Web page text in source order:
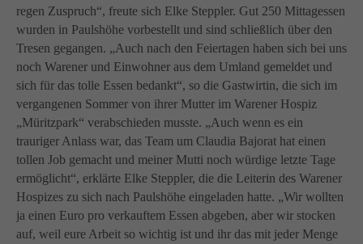
regen Zuspruch“, freute sich Elke Steppler. Gut 250 Mittagessen
wurden in Paulshöhe vorbestellt und sind schließlich über den
Tresen gegangen. „Auch nach den Feiertagen haben sich bei uns
noch Warener und Einwohner aus dem Umland gemeldet und
sich für das tolle Essen bedankt“, so die Gastwirtin, die sich im
vergangenen Sommer von ihrer Mutter im Warener Hospiz
„Müritzpark“ verabschieden musste. „Auch wenn es ein
trauriger Anlass war, das Team um Claudia Bajorat hat einen
tollen Job gemacht und meiner Mutti noch würdige letzte Tage
ermöglicht“, erklärte Elke Steppler, die die Leiterin des Warener
Hospizes zu sich nach Paulshöhe eingeladen hatte. „Wir wollten
ja einen Euro pro verkauftem Essen abgeben, aber wir stocken
auf, weil eure Arbeit so wichtig ist und ihr das mit jeder Menge